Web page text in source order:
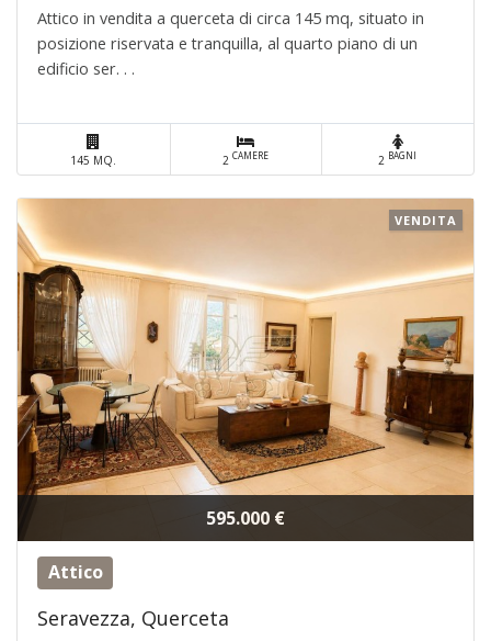
Attico in vendita a querceta di circa 145 mq, situato in
posizione riservata e tranquilla, al quarto piano di un
edificio ser. . .
145 MQ. 2CAMERE 2 BAGNI
595.000 €
VENDITA
Attico
Seravezza, Querceta